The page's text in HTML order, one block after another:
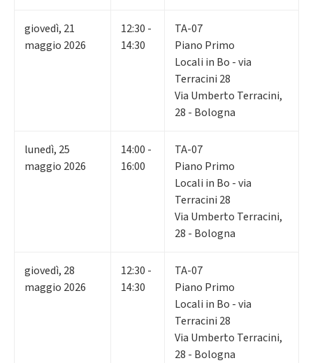
giovedì, 21
maggio 2026
12:30 -
14:30
TA-07
Piano Primo
Locali in Bo - via
Terracini 28
Via Umberto Terracini,
28 - Bologna
lunedì, 25
maggio 2026
14:00 -
16:00
TA-07
Piano Primo
Locali in Bo - via
Terracini 28
Via Umberto Terracini,
28 - Bologna
giovedì, 28
maggio 2026
12:30 -
14:30
TA-07
Piano Primo
Locali in Bo - via
Terracini 28
Via Umberto Terracini,
28 - Bologna